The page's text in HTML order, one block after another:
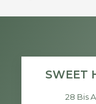
SWEET
28 Bis